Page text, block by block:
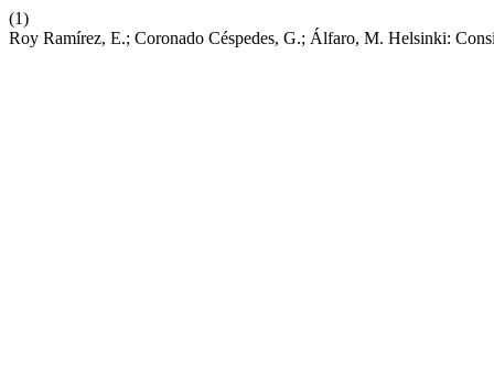
(1)
Roy Ramírez, E.; Coronado Céspedes, G.; Álfaro, M. Helsinki: